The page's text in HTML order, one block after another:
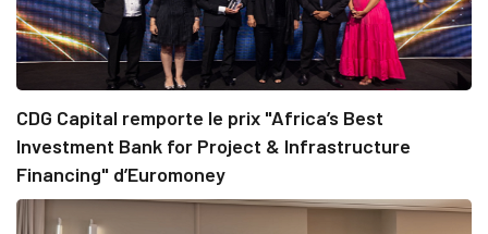
CDG Capital remporte le prix "Africa’s Best
Investment Bank for Project & Infrastructure
Financing" d’Euromoney